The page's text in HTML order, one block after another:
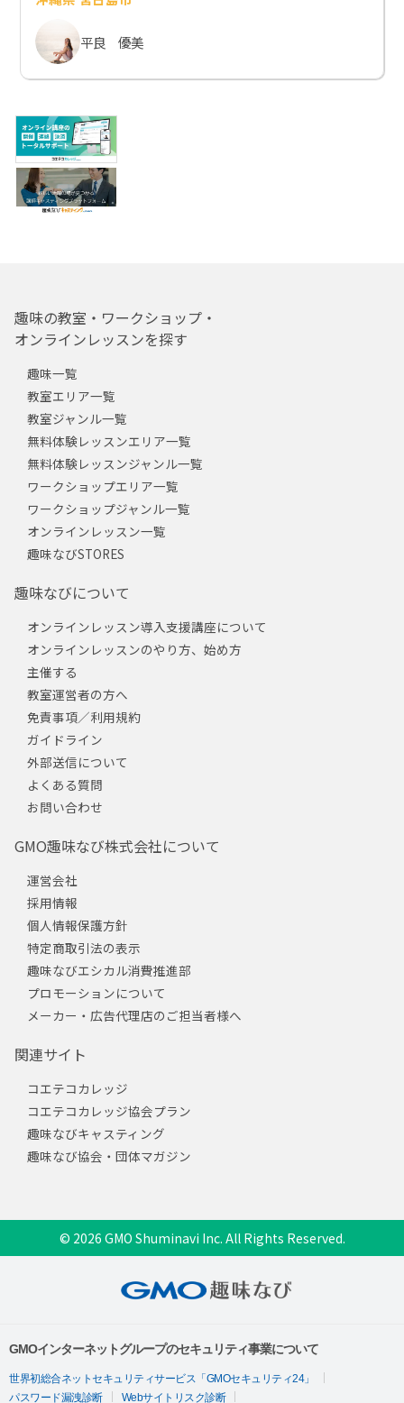
平良 優美
趣味の教室・ワークショップ・
オンラインレッスンを探す
趣味一覧
教室エリア一覧
教室ジャンル一覧
無料体験レッスンエリア一覧
無料体験レッスンジャンル一覧
ワークショップエリア一覧
ワークショップジャンル一覧
オンラインレッスン一覧
趣味なびSTORES
趣味なびについて
オンラインレッスン導入支援講座について
オンラインレッスンのやり方、始め方
主催する
教室運営者の方へ
免責事項／利用規約
ガイドライン
外部送信について
よくある質問
お問い合わせ
GMO趣味なび株式会社について
運営会社
採用情報
個人情報保護方針
特定商取引法の表示
趣味なびエシカル消費推進部
プロモーションについて
メーカー・広告代理店のご担当者様へ
関連サイト
コエテコカレッジ
コエテコカレッジ協会プラン
趣味なびキャスティング
趣味なび協会・団体マガジン
© 2026 GMO Shuminavi Inc. All Rights Reserved.